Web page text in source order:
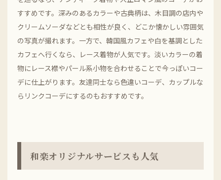
すすめです。深みのあるカラーや古典柄は、木目調の店内や
クリームソーダなどとも相性が良く、どこか懐かしい雰囲気
の写真が撮れます。一方で、韓国風カフェや白を基調とした
カフェへ行くなら、レース着物が人気です。淡いカラーの着
物にレース襟やパール系小物を合わせることで今っぽいコー
デに仕上がります。友達同士なら色違いコーデ、カップルな
らリンクコーデにするのもおすすめです。
和楽オリジナルサービスも人気